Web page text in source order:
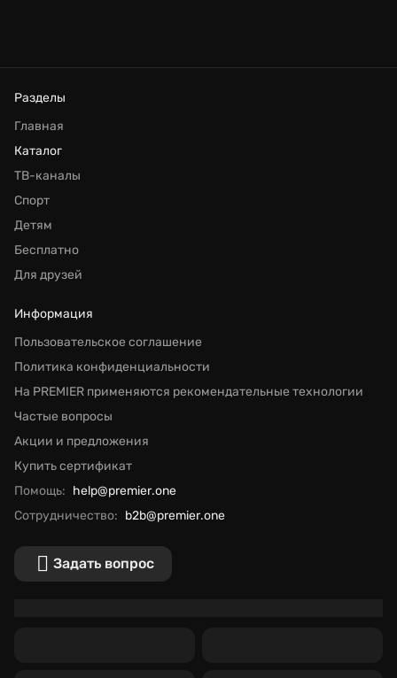
Разделы
Главная
Каталог
ТВ-каналы
Спорт
Детям
Бесплатно
Для друзей
Информация
Пользовательское соглашение
Политика конфиденциальности
На PREMIER применяются рекомендательные технологии
Частые вопросы
Акции и предложения
Купить сертификат
Помощь: help@premier.one
Сотрудничество: b2b@premier.one
Задать вопрос